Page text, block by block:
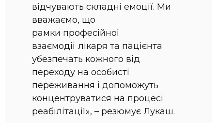
відчувають складні емоції. Ми
вважаємо, що
рамки професійної
взаємодії лікаря та пацієнта
убезпечать кожного від
переходу на особисті
переживання і допоможуть
концентруватися на процесі
реабілітації», – резюмує Лукаш.